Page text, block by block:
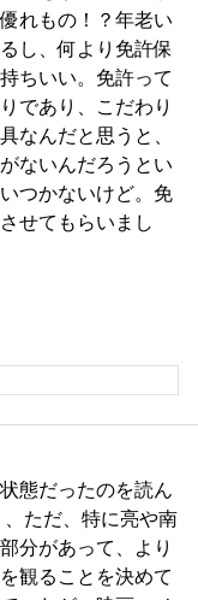
れもの！？年老い
し、何より免許保
ちいい。免許って
であり、こだわり
なんだと思うと、
ないんだろうとい
つかないけど。免
せてもらいまし
態だったのを読ん
ただ、特に亮や南
分があって、より
観ることを決めて